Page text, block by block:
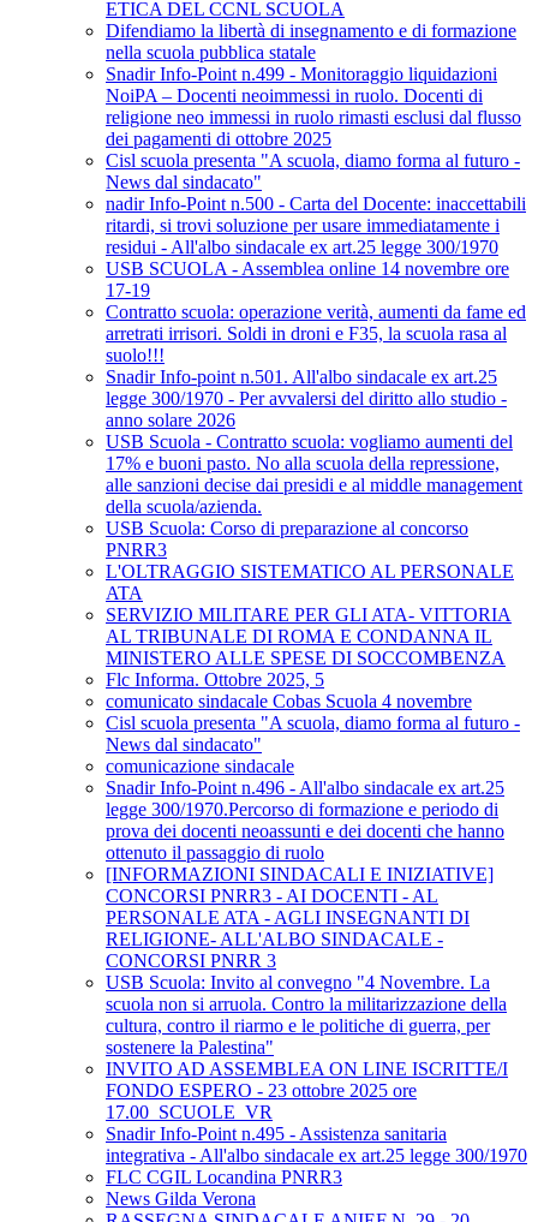
ETICA DEL CCNL SCUOLA
Difendiamo la libertà di insegnamento e di formazione
nella scuola pubblica statale
Snadir Info-Point n.499 - Monitoraggio liquidazioni
NoiPA – Docenti neoimmessi in ruolo. Docenti di
religione neo immessi in ruolo rimasti esclusi dal flusso
dei pagamenti di ottobre 2025
Cisl scuola presenta "A scuola, diamo forma al futuro -
News dal sindacato"
nadir Info-Point n.500 - Carta del Docente: inaccettabili
ritardi, si trovi soluzione per usare immediatamente i
residui - All'albo sindacale ex art.25 legge 300/1970
USB SCUOLA - Assemblea online 14 novembre ore
17-19
Contratto scuola: operazione verità, aumenti da fame ed
arretrati irrisori. Soldi in droni e F35, la scuola rasa al
suolo!!!
Snadir Info-point n.501. All'albo sindacale ex art.25
legge 300/1970 - Per avvalersi del diritto allo studio -
anno solare 2026
USB Scuola - Contratto scuola: vogliamo aumenti del
17% e buoni pasto. No alla scuola della repressione,
alle sanzioni decise dai presidi e al middle management
della scuola/azienda.
USB Scuola: Corso di preparazione al concorso
PNRR3
L'OLTRAGGIO SISTEMATICO AL PERSONALE
ATA
SERVIZIO MILITARE PER GLI ATA- VITTORIA
AL TRIBUNALE DI ROMA E CONDANNA IL
MINISTERO ALLE SPESE DI SOCCOMBENZA
Flc Informa. Ottobre 2025, 5
comunicato sindacale Cobas Scuola 4 novembre
Cisl scuola presenta "A scuola, diamo forma al futuro -
News dal sindacato"
comunicazione sindacale
Snadir Info-Point n.496 - All'albo sindacale ex art.25
legge 300/1970.Percorso di formazione e periodo di
prova dei docenti neoassunti e dei docenti che hanno
ottenuto il passaggio di ruolo
[INFORMAZIONI SINDACALI E INIZIATIVE]
CONCORSI PNRR3 - AI DOCENTI - AL
PERSONALE ATA - AGLI INSEGNANTI DI
RELIGIONE- ALL'ALBO SINDACALE -
CONCORSI PNRR 3
USB Scuola: Invito al convegno "4 Novembre. La
scuola non si arruola. Contro la militarizzazione della
cultura, contro il riarmo e le politiche di guerra, per
sostenere la Palestina"
INVITO AD ASSEMBLEA ON LINE ISCRITTE/I
FONDO ESPERO - 23 ottobre 2025 ore
17.00_SCUOLE_VR
Snadir Info-Point n.495 - Assistenza sanitaria
integrativa - All'albo sindacale ex art.25 legge 300/1970
FLC CGIL Locandina PNRR3
News Gilda Verona